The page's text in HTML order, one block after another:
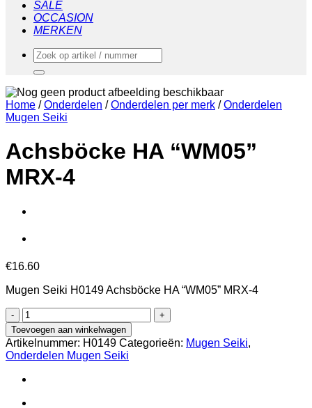
SALE
OCCASION
MERKEN
Zoeken
naar:
Home / Onderdelen / Onderdelen per merk / Onderdelen
Mugen Seiki
Achsböcke HA “WM05”
MRX-4
€16.60
Mugen Seiki H0149 Achsböcke HA “WM05” MRX-4
Achsböcke
HA
"WM05"
MRX-
4
aantal
Toevoegen aan winkelwagen
Artikelnummer: H0149 Categorieën: Mugen Seiki,
Onderdelen Mugen Seiki